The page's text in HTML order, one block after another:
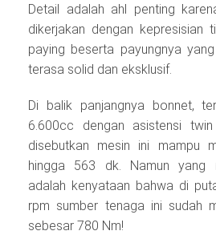
Detail adalah ahl penting
dikerjakan dengan kepresisian
paying beserta payungnya
terasa solid dan eksklusif.
Di balik panjangnya bonnet,
6.600cc dengan asistensi
disebutkan mesin ini mampu
hingga 563 dk. Namun yang
adalah kenyataan bahwa di
rpm sumber tenaga ini sudah
sebesar 780 Nm!